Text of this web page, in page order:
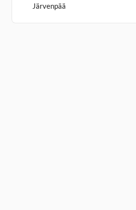
Järvenpää